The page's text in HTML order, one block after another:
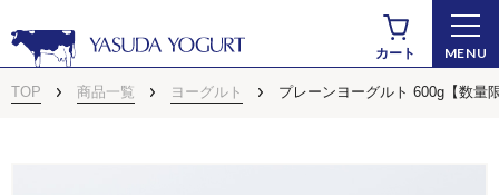
カート MENU
TOP 商品一覧 ヨーグルト プレーンヨーグルト 600g【数量